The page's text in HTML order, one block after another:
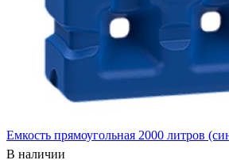
Емкость прямоугольная 2000 литров
В наличии